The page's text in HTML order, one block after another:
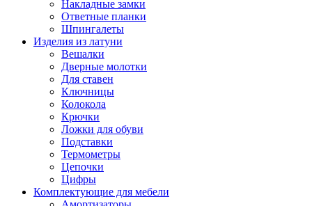
Накладные замки
Ответные планки
Шпингалеты
Изделия из латуни
Вешалки
Дверные молотки
Для ставен
Ключницы
Колокола
Крючки
Ложки для обуви
Подставки
Термометры
Цепочки
Цифры
Комплектующие для мебели